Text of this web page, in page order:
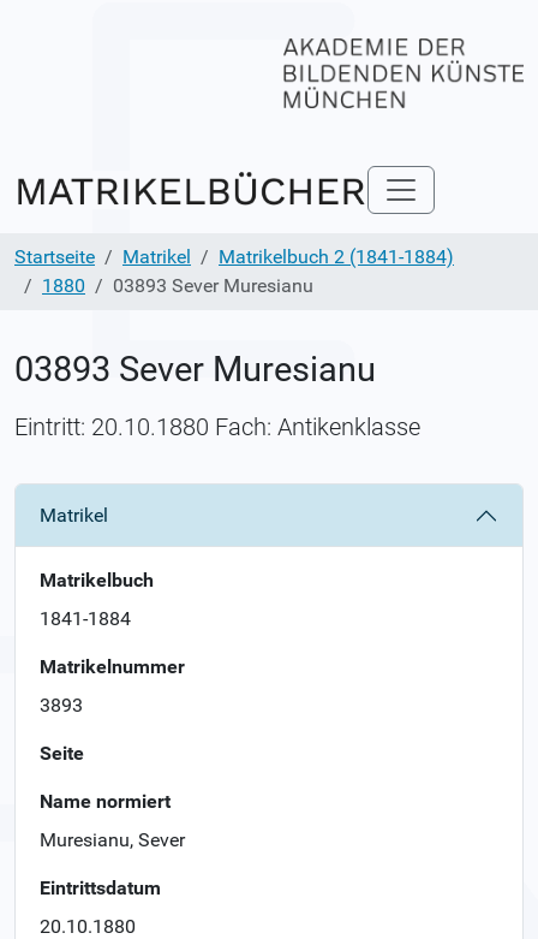
Startseite Matrikel
Matrikelbuch 2 (1841-1884)
1880
03893 Sever Muresianu
03893 Sever Muresianu
Eintritt: 20.10.1880 Fach: Antikenklasse
Matrikel
Matrikelbuch
1841-1884
Matrikelnummer
3893
Seite
Name normiert
Muresianu, Sever
Eintrittsdatum
20.10.1880